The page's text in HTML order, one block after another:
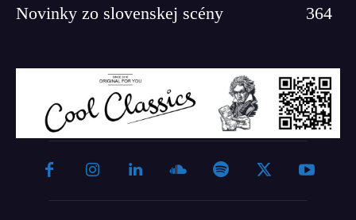
Novinky zo slovenskej scény
364